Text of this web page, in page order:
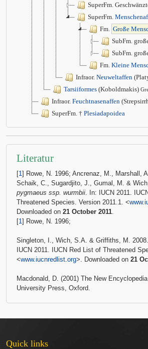
SuperFm.
SuperFm.
Fm. Große
SubFm.
SubFm.
Fm. Kleine
Infraor. Neuweltaffen
Tarsiiformes (Koboldmakis)
Infraor. Feuchtnasenaffen
SuperFm. † Plesiadapoidea
Literatur
[1] Rowe, N. 1996; Ancrenaz, M., Marshall,
Schaik, C., Sugardjito, J., Gumal, M. &
pygmaeus ssp. wurmbii . In: IUCN 2011.
Threatened Species. Version 2011.1. <
Downloaded on 21 October 2011
[1] Rowe, N. 1996;
Singleton, I., Wich, S.A. & Griffiths, M. 2008.
IUCN 2011. IUCN Red List of Threatened
<www.iucnredlist.org>. Downloaded on 21
Macdonald, D. (2001) The New
University Press, Oxford.
Quick links